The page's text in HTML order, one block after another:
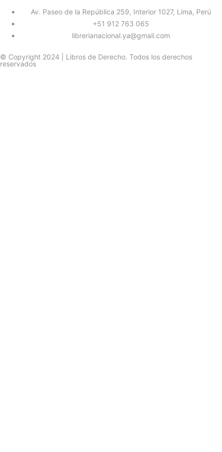
Av. Paseo de la República 259, Interior 1027, Lima, Perú
+51 912 763 065
librerianacional.ya@gmail.com
© Copyright 2024 | Libros de Derecho. Todos los derechos
reservados